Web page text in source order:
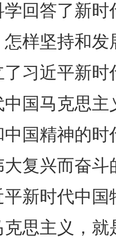
回答了新
样坚持和
习近平新
国马克思
国精神的
复兴而奋
新时代中
思主义，